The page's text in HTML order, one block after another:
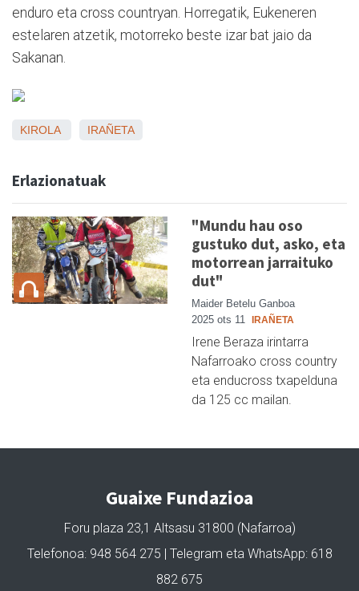
enduro eta cross countryan. Horregatik, Eukeneren
estelaren atzetik, motorreko beste izar bat jaio da
Sakanan.
KIROLA IRAÑETA
Erlazionatuak
"Mundu hau oso
gustuko dut, asko, eta
motorrean jarraituko
dut"
Maider Betelu Ganboa
2025 ots 11
IRAÑETA
Irene Beraza irintarra
Nafarroako cross country
eta enducross txapelduna
da 125 cc mailan.
Guaixe Fundazioa
Foru plaza 23,1 Altsasu 31800 (Nafarroa)
Telefonoa: 948 564 275 | Telegram eta WhatsApp: 618
882 675